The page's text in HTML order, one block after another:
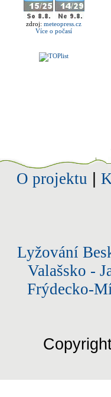
zdroj: meteopress.cz
Více o počasí
O projektu
Lyžování
Valašsko -
Frýdecko-